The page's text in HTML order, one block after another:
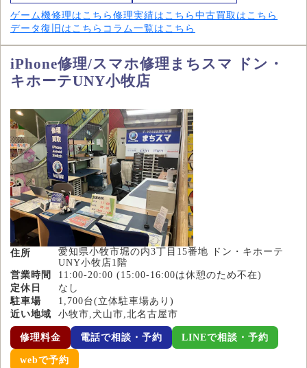
ゲーム機修理はこちら 修理実績はこちら 中古買取はこちら
データ復旧はこちら コラム一覧はこちら
iPhone修理/スマホ修理まちスマ ドン・
キホーテUNY小牧店
住所
愛知県小牧市堀の内3丁目15番地 ドン・キホーテ
UNY小牧店1階
営業時間
11:00-20:00 (15:00-16:00は休憩のため不在)
定休日
なし
駐車場
1,700台(立体駐車場あり)
近い地域
小牧市,犬山市,北名古屋市
修理料金 電話で相談・予約 LINEで相談・予約
webで予約